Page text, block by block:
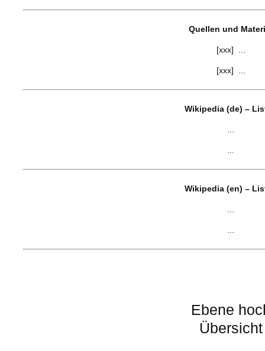
Quellen und
[xxx] ...
[xxx] ...
Wikipedia (de) –
Wikipedia (en) –
Ebene
Übersicht